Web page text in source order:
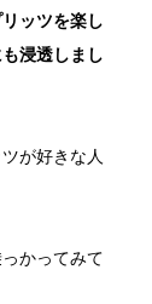
ッツを楽し
浸透しまし
が好きな人
かってみて